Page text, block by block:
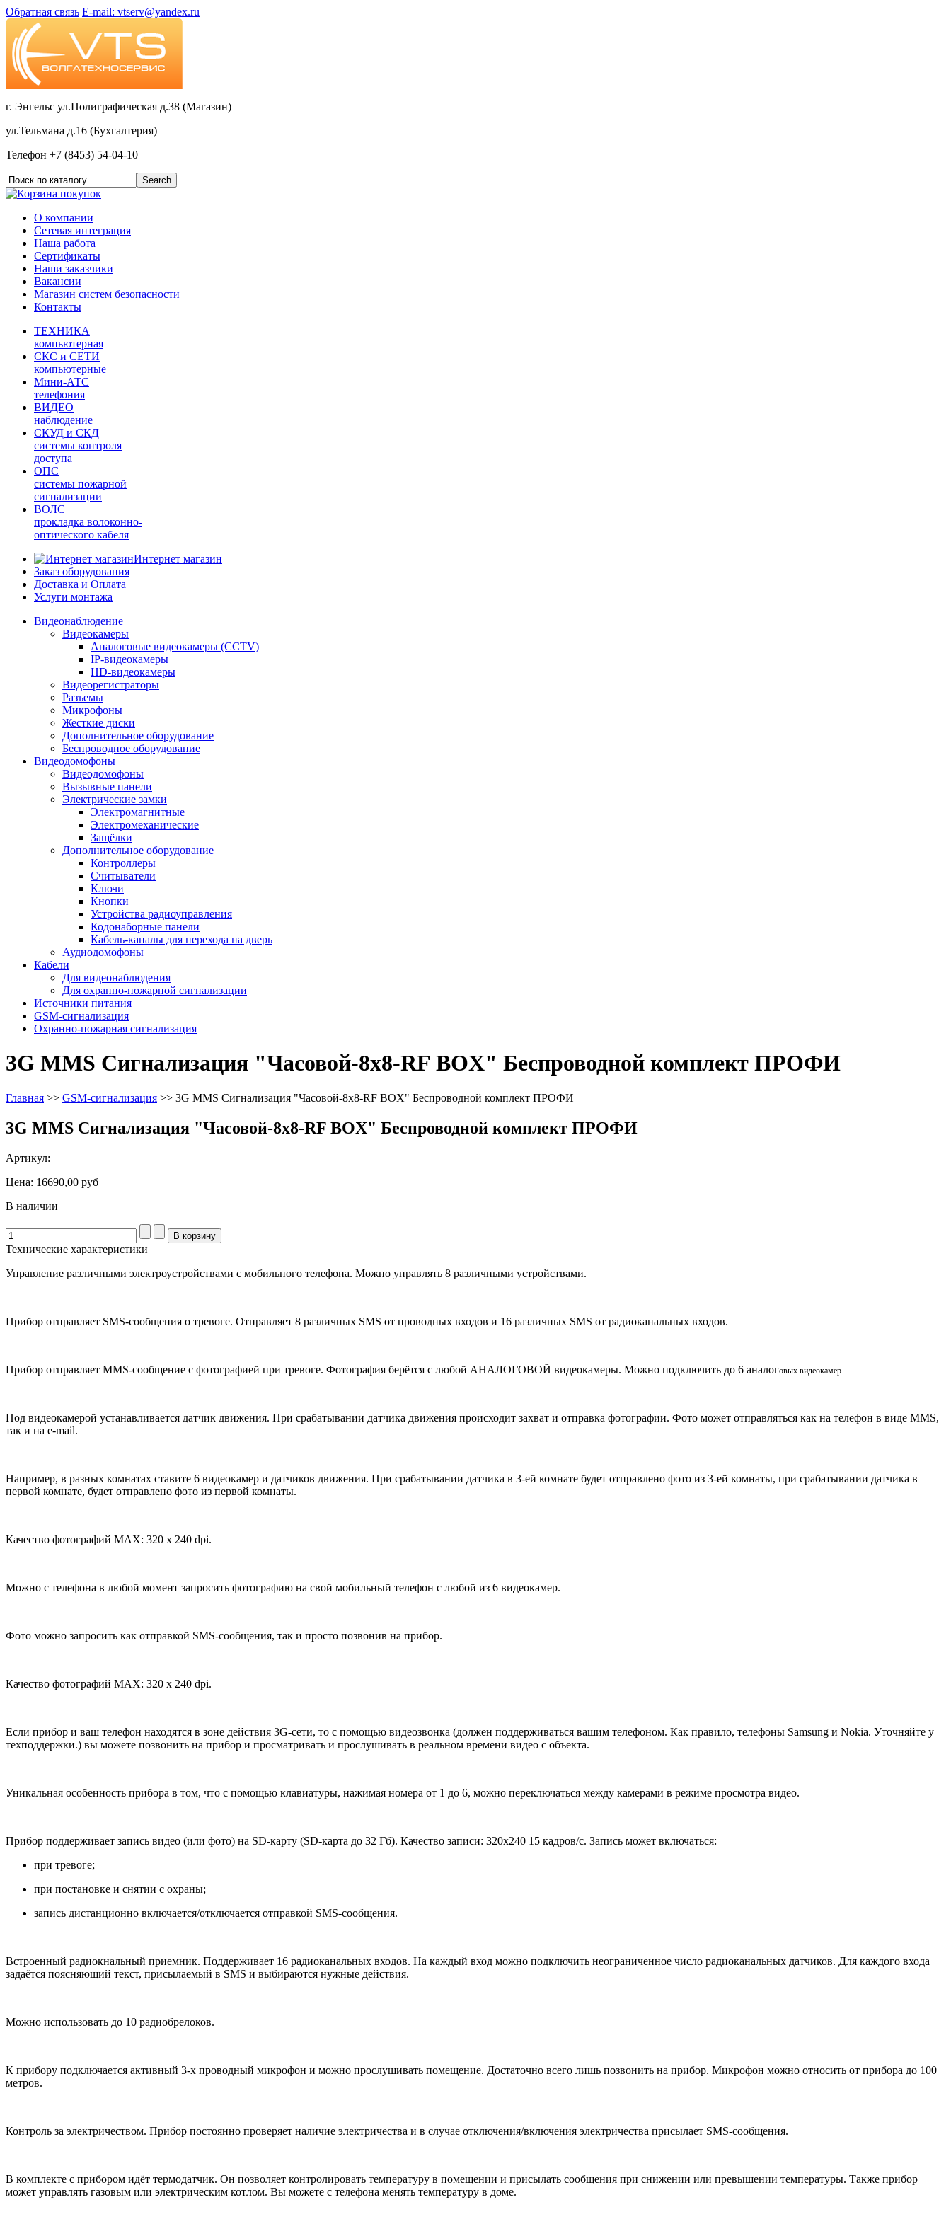
Обратная связь E-mail: vtserv@yandex.ru
г. Энгельс ул.Полиграфическая д.38 (Магазин)
ул.Тельмана д.16 (Бухгалтерия)
Телефон +7 (8453) 54-04-10
О компании
Сетевая интеграция
Наша работа
Сертификаты
Наши заказчики
Вакансии
Магазин систем безопасности
Контакты
ТЕХНИКА
компьютерная
СКС и СЕТИ
компьютерные
Мини-АТС
телефония
ВИДЕО
наблюдение
СКУД и СКД
системы контроля
доступа
ОПС
системы пожарной
сигнализации
ВОЛС
прокладка волоконно-
оптического кабеля
Интернет магазин
Заказ оборудования
Доставка и Оплата
Услуги монтажа
Видеонаблюдение
Видеокамеры
Аналоговые видеокамеры (CCTV)
IP-видеокамеры
HD-видеокамеры
Видеорегистраторы
Разъемы
Микрофоны
Жесткие диски
Дополнительное оборудование
Беспроводное оборудование
Видеодомофоны
Видеодомофоны
Вызывные панели
Электрические замки
Электромагнитные
Электромеханические
Защёлки
Дополнительное оборудование
Контроллеры
Считыватели
Ключи
Кнопки
Устройства радиоуправления
Кодонаборные панели
Кабель-каналы для перехода на дверь
Аудиодомофоны
Кабели
Для видеонаблюдения
Для охранно-пожарной сигнализации
Источники питания
GSM-сигнализация
Охранно-пожарная сигнализация
3G MMS Сигнализация "Часовой-8х8-RF BOX" Беспроводной комплект ПРОФИ
Главная >> GSM-сигнализация >> 3G MMS Сигнализация "Часовой-8х8-RF BOX" Беспроводной комплект ПРОФИ
3G MMS Сигнализация "Часовой-8х8-RF BOX" Беспроводной комплект ПРОФИ
Артикул:
Цена: 16690,00 руб
В наличии
Технические характеристики
Управление различными электроустройствами с мобильного телефона. Можно управлять 8 различными устройствами.
Прибор отправляет SMS-сообщения о тревоге. Отправляет 8 различных SMS от проводных входов и 16 различных SMS от радиоканальных входов.
Прибор отправляет MMS-сообщение с фотографией при тревоге. Фотография берётся с любой АНАЛОГОВОЙ видеокамеры. Можно подключить до 6 аналоговых видеокамер.
Под видеокамерой устанавливается датчик движения. При срабатывании датчика движения происходит захват и отправка фотографии. Фото может отправляться как на телефон в виде MMS,
так и на e-mail.
Например, в разных комнатах ставите 6 видеокамер и датчиков движения. При срабатывании датчика в 3-ей комнате будет отправлено фото из 3-ей комнаты, при срабатывании датчика в
первой комнате, будет отправлено фото из первой комнаты.
Качество фотографий MAX: 320 x 240 dpi.
Можно с телефона в любой момент запросить фотографию на свой мобильный телефон с любой из 6 видеокамер.
Фото можно запросить как отправкой SMS-сообщения, так и просто позвонив на прибор.
Качество фотографий MAX: 320 x 240 dpi.
Если прибор и ваш телефон находятся в зоне действия 3G-сети, то с помощью видеозвонка (должен поддерживаться вашим телефоном. Как правило, телефоны Samsung и Nokia. Уточняйте у
техподдержки.) вы можете позвонить на прибор и просматривать и прослушивать в реальном времени видео с объекта.
Уникальная особенность прибора в том, что с помощью клавиатуры, нажимая номера от 1 до 6, можно переключаться между камерами в режиме просмотра видео.
Прибор поддерживает запись видео (или фото) на SD-карту (SD-карта до 32 Гб). Качество записи: 320х240 15 кадров/с. Запись может включаться:
при тревоге;
при постановке и снятии с охраны;
запись дистанционно включается/отключается отправкой SMS-сообщения.
Встроенный радиокнальный приемник. Поддерживает 16 радиоканальных входов. На каждый вход можно подключить неограниченное число радиоканальных датчиков. Для каждого входа
задаётся поясняющий текст, присылаемый в SMS и выбираются нужные действия.
Можно использовать до 10 радиобрелоков.
К прибору подключается активный 3-х проводный микрофон и можно прослушивать помещение. Достаточно всего лишь позвонить на прибор. Микрофон можно относить от прибора до 100
метров.
Контроль за электричеством. Прибор постоянно проверяет наличие электричества и в случае отключения/включения электричества присылает SMS-сообщения.
В комплекте с прибором идёт термодатчик. Он позволяет контролировать температуру в помещении и присылать сообщения при снижении или превышении температуры. Также прибор
может управлять газовым или электрическим котлом. Вы можете с телефона менять температуру в доме.